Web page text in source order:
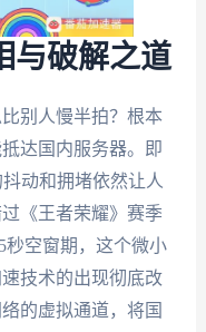
与破解之道
别人慢半拍？根本
达国内服务器。即
动和拥堵依然让人
《王者荣耀》赛季
秒空窗期，这个微小
技术的出现彻底改
的虚拟通道，将国